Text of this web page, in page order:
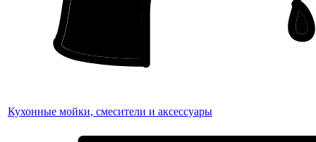
Кухонные мойки, смесители и аксессуары